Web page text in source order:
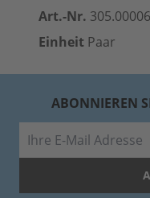
Art.-Nr. 305.00006
Einheit Paar
ABONNIEREN